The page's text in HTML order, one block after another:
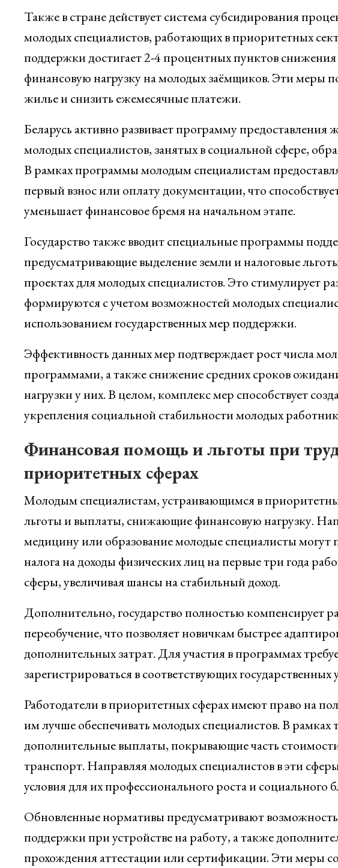
Также в стране действует система субсидирования
молодых специалистов, работающих в приоритетных
поддержки достигает 2-4 процентных пунктов снижения
финансовую нагрузку на молодых заёмщиков. Эти меры
жилье и снизить ежемесячные платежи.
Беларусь активно развивает программу
молодых специалистов, занятых в социальной сфере,
В рамках программы молодым специалистам
первый взнос или оплату документации, что
уменьшает финансовое бремя на начальном этапе.
Государство также вводит специальные программы
предусматривающие выделение земли и налоговые
проектах для молодых специалистов. Это стимулирует
формируются с учетом возможностей молодых
использованием государственных мер поддержки.
Эффективность данных мер подтверждает рост числа
программами, а также снижение средних сроков
нагрузки у них. В целом, комплекс мер способствует
укрепления социальной стабильности молодых
Финансовая помощь и льготы при
приоритетных сферах
Молодым специалистам, устраивающимся в
льготы и выплаты, снижающие финансовую нагрузку.
медицину или образование молодые специалисты могут
налога на доходы физических лиц на первые три года
сферы, увеличивая шансы на стабильный доход.
Дополнительно, государство полностью компенсирует
переобучение, что позволяет новичкам быстрее
дополнительных затрат. Для участия в программах
зарегистрироваться в соответствующих
Работодатели в приоритетных сферах имеют право на
им лучше обеспечивать молодых специалистов. В рамках
дополнительные выплаты, покрывающие часть
транспорт. Направляя молодых специалистов в эти
условия для их профессионального роста и социального
Обновленные нормативы предусматривают
поддержки при устройстве на работу, а также
прохождения аттестации или сертификации. Эти меры